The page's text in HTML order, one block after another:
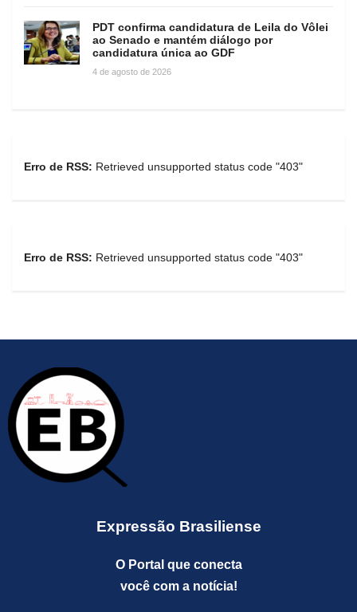
PDT confirma candidatura de Leila do Vôlei
ao Senado e mantém diálogo por
candidatura única ao GDF
4 de agosto de 2026
Erro de RSS: Retrieved unsupported status code "403"
Erro de RSS: Retrieved unsupported status code "403"
Expressão Brasiliense
O Portal que conecta
você com a notícia!